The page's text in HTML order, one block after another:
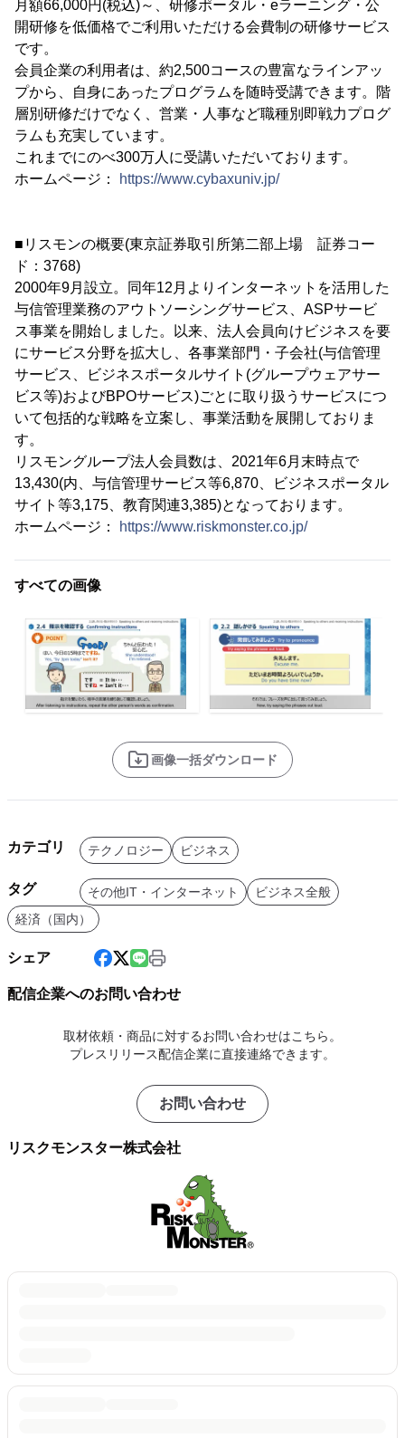
月額66,000円(税込)～、研修ポータル・eラーニング・公
開研修を低価格でご利用いただける会費制の研修サービス
です。
会員企業の利用者は、約2,500コースの豊富なラインアッ
プから、自身にあったプログラムを随時受講できます。階
層別研修だけでなく、営業・人事など職種別即戦力プログ
ラムも充実しています。
これまでにのべ300万人に受講いただいております。
ホームページ：
https://www.cybaxuniv.jp/
■リスモンの概要(東京証券取引所第二部上場 証券コー
ド：3768)
2000年9月設立。同年12月よりインターネットを活用した
与信管理業務のアウトソーシングサービス、ASPサービ
ス事業を開始しました。以来、法人会員向けビジネスを要
にサービス分野を拡大し、各事業部門・子会社(与信管理
サービス、ビジネスポータルサイト(グループウェアサー
ビス等)およびBPOサービス)ごとに取り扱うサービスにつ
いて包括的な戦略を立案し、事業活動を展開しておりま
す。
リスモングループ法人会員数は、2021年6月末時点で
13,430(内、与信管理サービス等6,870、ビジネスポータル
サイト等3,175、教育関連3,385)となっております。
ホームページ：
https://www.riskmonster.co.jp/
すべての画像
画像一括ダウンロード
カテゴリ テクノロジー ビジネス
タグ その他IT・インターネット
ビジネス全般
経済（国内）
シェア
配信企業へのお問い合わせ
取材依頼・商品に対するお問い合わせはこちら。
プレスリリース配信企業に直接連絡できます。
お問い合わせ
リスクモンスター株式会社